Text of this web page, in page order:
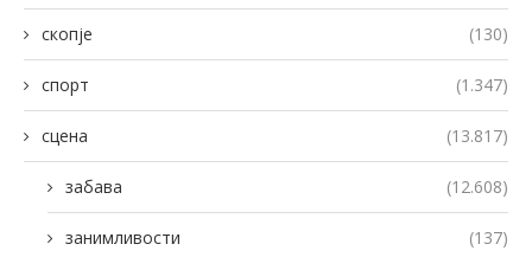
скопје (130)
спорт (1.347)
сцена (13.817)
забава (12.608)
занимливости (137)